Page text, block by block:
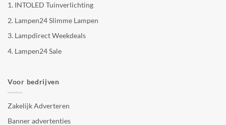
1. INTOLED Tuinverlichting
2. Lampen24 Slimme Lampen
3. Lampdirect Weekdeals
4. Lampen24 Sale
Voor bedrijven
Zakelijk Adverteren
Banner advertenties